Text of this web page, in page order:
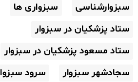
سبزوارشناسی
سبزواری ها
ستاد پزشکیان در سبزوار
ستاد مسعود پزشکیان در سبزوار
سجادشهر سبزوار
سرود